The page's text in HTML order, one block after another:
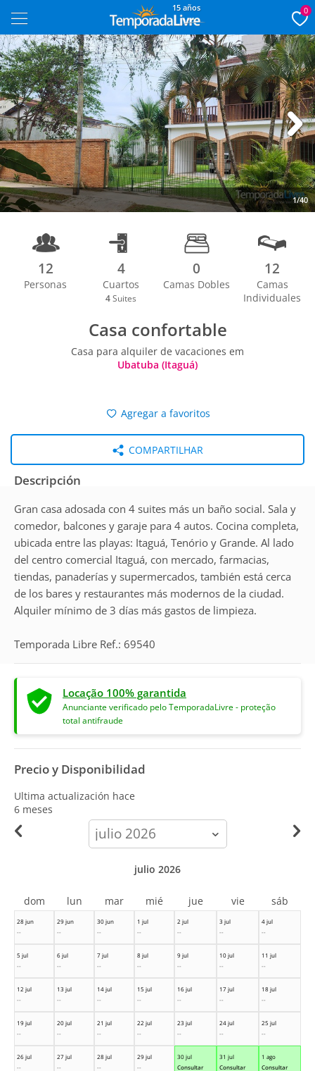
15 años 0
1/40
Next
12
Personas
4
Cuartos
4 Suites
0
Camas Dobles
12
Camas
Individuales
Casa confortable
Casa para alquiler de vacaciones em
Ubatuba (Itaguá)
Agregar a favoritos
COMPARTILHAR
Descripción
Gran casa adosada con 4 suites más un baño social. Sala y
comedor, balcones y garaje para 4 autos. Cocina completa,
ubicada entre las playas: Itaguá, Tenório y Grande. Al lado
del centro comercial Itaguá, con mercado, farmacias,
tiendas, panaderías y supermercados, también está cerca
de los bares y restaurantes más modernos de la ciudad.
Alquiler mínimo de 3 días más gastos de limpieza.
Temporada Libre Ref.: 69540
Locação 100% garantida
Anunciante verificado pelo TemporadaLivre - proteção
total antifraude
Precio y Disponibilidad
Ultima actualización hace
6 meses
calendar-
month
28 jun
--
29 jun
--
30 jun
--
1 jul
--
2 jul
--
3 jul
--
4 jul
--
5 jul
--
6 jul
--
7 jul
--
8 jul
--
9 jul
--
10 jul
--
11 jul
--
12 jul
--
13 jul
--
14 jul
--
15 jul
--
16 jul
--
17 jul
--
18 jul
--
19 jul
--
20 jul
--
21 jul
--
22 jul
--
23 jul
--
24 jul
--
25 jul
--
26 jul
--
27 jul
--
28 jul
--
29 jul
--
30 jul
Consultar
31 jul
Consultar
1 ago
Consultar
julio 2026
dom lun mar mié jue vie sáb